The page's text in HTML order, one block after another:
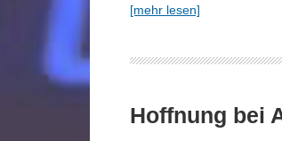
[mehr lesen]
Hoffnung bei